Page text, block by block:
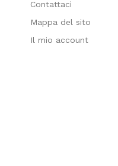
Contattaci
Mappa del sito
Il mio account